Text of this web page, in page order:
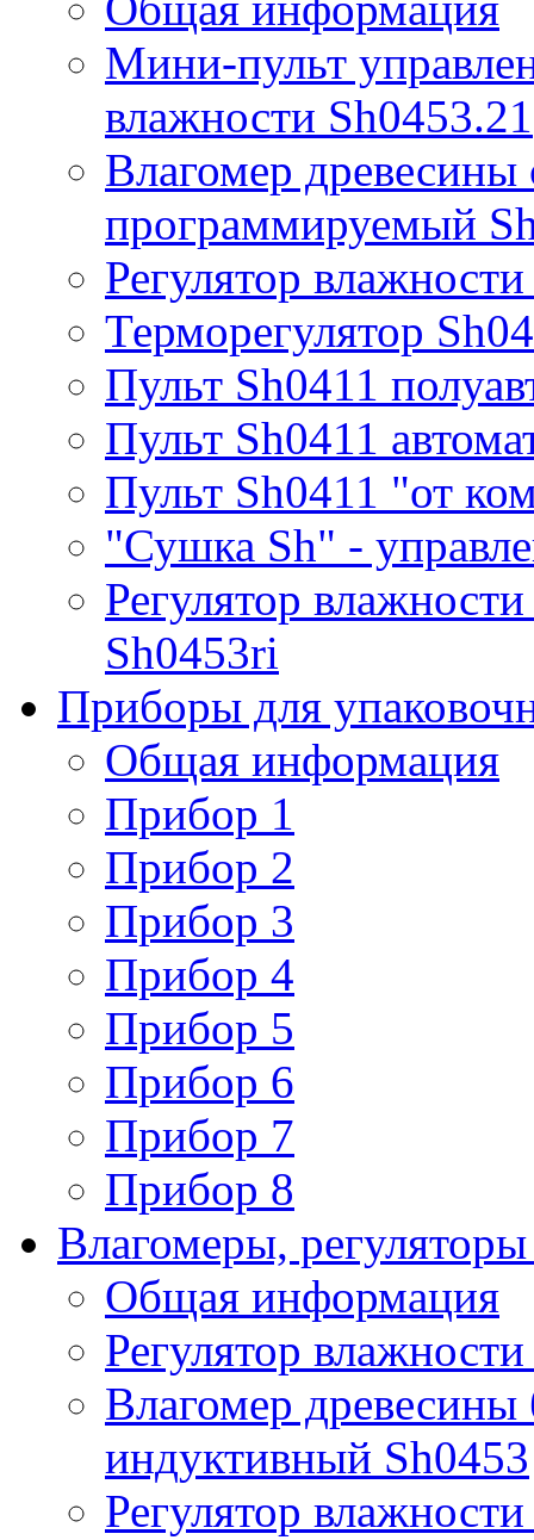
Мини-пульт
влажности Sh0453.21
Влагомер древесины
программируемый
Регулятор
Терморегулятор
Пульт Sh0411
Пульт Sh0411
Пульт Sh0411 "от
"Сушка Sh" -
Регулятор
Sh0453ri
Приборы для
Общая информация
Прибор 1
Прибор 2
Прибор 3
Прибор 4
Прибор 5
Прибор 6
Прибор 7
Прибор 8
Влагомеры,
Общая информация
Регулятор
Влагомер древесины
индуктивный Sh0453
Регулятор